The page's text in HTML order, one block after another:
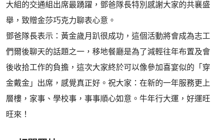
大組的交通組出席最踴躍，鄧爸隊長特別感謝大家的共襄盛
舉，致贈金莎巧克力聊表心意。
鄧爸隊長表示：黃金歲月趴很成功，這個活動將會成為志工
們爾後聊天的話題之一，移地餐廳是為了減輕往年布置及會
後收拾工作的負擔，這次大家終於可以像參加喜宴似的「穿
金戴金」出席，感覺真正好。祝大家：在新的一年服務更上
層樓，家事、學校事，事事順心如意。牛年行大運，好運旺
旺來！